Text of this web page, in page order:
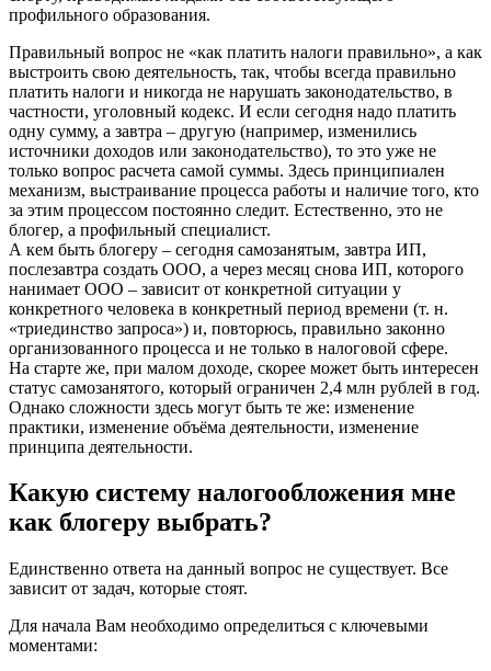
профильного образования.
Правильный вопрос не «как платить налоги правильно», а как
выстроить свою деятельность, так, чтобы всегда правильно
платить налоги и никогда не нарушать законодательство, в
частности, уголовный кодекс. И если сегодня надо платить
одну сумму, а завтра – другую (например, изменились
источники доходов или законодательство), то это уже не
только вопрос расчета самой суммы. Здесь принципиален
механизм, выстраивание процесса работы и наличие того, кто
за этим процессом постоянно следит. Естественно, это не
блогер, а профильный специалист.
А кем быть блогеру – сегодня самозанятым, завтра ИП,
послезавтра создать ООО, а через месяц снова ИП, которого
нанимает ООО – зависит от конкретной ситуации у
конкретного человека в конкретный период времени (т. н.
«триединство запроса») и, повторюсь, правильно законно
организованного процесса и не только в налоговой сфере.
На старте же, при малом доходе, скорее может быть интересен
статус самозанятого, который ограничен 2,4 млн рублей в год.
Однако сложности здесь могут быть те же: изменение
практики, изменение объёма деятельности, изменение
принципа деятельности.
Какую систему налогообложения мне
как блогеру выбрать?
Единственно ответа на данный вопрос не существует. Все
зависит от задач, которые стоят.
Для начала Вам необходимо определиться с ключевыми
моментами: